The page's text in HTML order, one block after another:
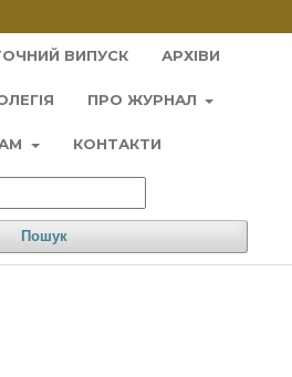
ВИПУСК АРХІВИ
ПРО ЖУРНАЛ
КОНТАКТИ
Пошук